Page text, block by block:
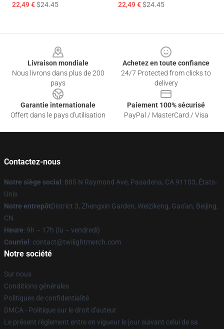
22,49 €$24.45 22,49 €$24.45
Livraison mondiale
Nous livrons dans plus de 200
pays
Achetez en toute confiance
24/7 Protected from clicks to
delivery
Garantie internationale
Offert dans le pays d'utilisation
Paiement 100% sécurisé
PayPal / MasterCard / Visa
Contactez-nous
Notre siège social : 885 N Raymond Ave, Pasadena, CA 91103, États-
Unis
Notre entrepôtDistrict 3, Zhengxin Garden, Weizikeng, Gao'an, Beijing,
CN
Heure: 9h – 17h (lu – vendredi)
Courriel : contact@twilightmerch.com
Notre société
Sur nous
Conditions générales
Politiques de confidentialité
DMCA - Politique sur le droit d'auteur
Le présent règlement entre en vigueur le jour suivant celui de sa